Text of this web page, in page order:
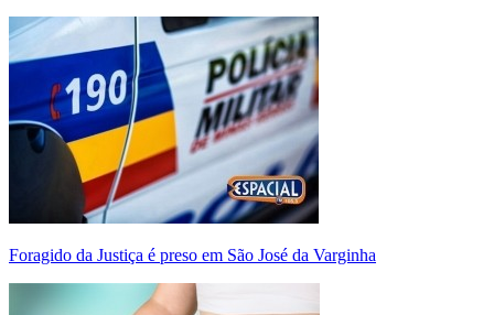
Foragido da Justiça é preso em São José da Varginha